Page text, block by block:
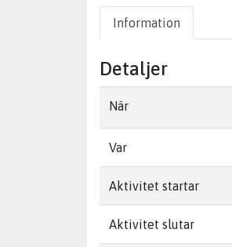
Information
Detaljer
När
Var
Aktivitet startar
Aktivitet slutar